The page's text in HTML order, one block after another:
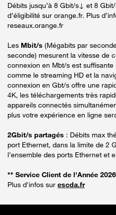
Débits jusqu’à 8 Gbit/s↓ et 8
d’éligibilité sur orange.fr. Plus
reseaux.orange.fr
Les Mbit/s (Mégabits par
seconde) mesurent la vitesse de
connexion en Mbt/s est
comme le streaming HD et la
connexion en Gbt/s offre une
4K, les téléchargements très
appareils connectés
plus votre expérience en ligne
2Gbit/s partagés : Débits max
port Ethernet, dans la limite de 2
l’ensemble des ports Ethernet et
** Service Client de l'Année
Plus d'infos sur escda.fr